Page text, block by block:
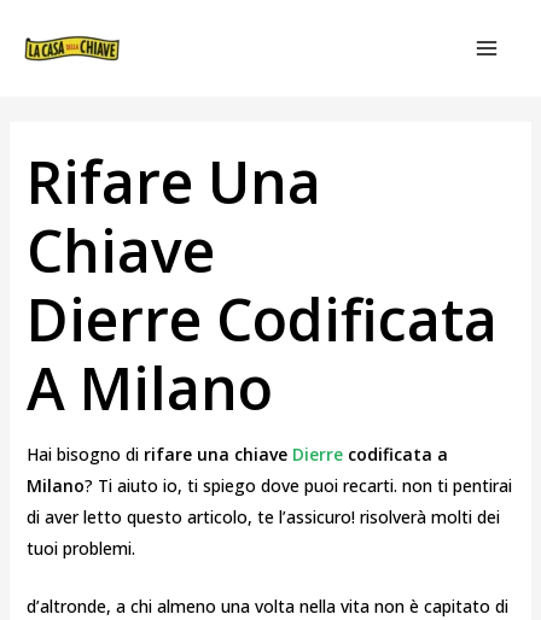
Rifare Una
Chiave
Dierre Codificata
A Milano
Hai bisogno di rifare una chiave Dierre codificata a
Milano? Ti aiuto io, ti spiego dove puoi recarti. non ti pentirai
di aver letto questo articolo, te l’assicuro! risolverà molti dei
tuoi problemi.
d’altronde, a chi almeno una volta nella vita non è capitato di
ARTICOLI